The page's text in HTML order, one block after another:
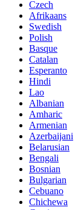
Czech
Afrikaans
Swedish
Polish
Basque
Catalan
Esperanto
Hindi
Lao
Albanian
Amharic
Armenian
Azerbaijani
Belarusian
Bengali
Bosnian
Bulgarian
Cebuano
Chichewa